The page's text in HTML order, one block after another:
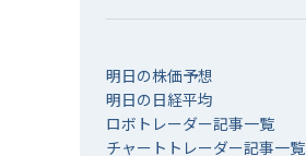
明日の株価予想
明日の日経平均
ロボトレーダー記事一覧
チャートトレーダー記事一覧